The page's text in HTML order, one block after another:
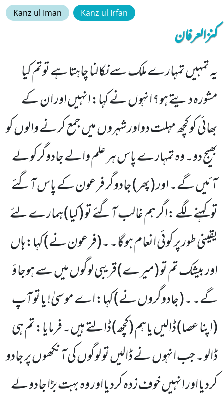
Kanz ul Iman Kanz ul Irfan
کنزالعرفان
یہ تمہیں تمہارے ملک سے نکا لنا چاہتا ہے توتم کیا
مشورہ دیتے ہو؟ انہوں نے کہا: انہیں اور ان کے
بھائی کو کچھ مہلت دواور شہروں میں جمع کرنے والوں کو
بھیج دو۔ وہ تمہارے پاس ہر علم والے جادوگرکولے
آئیں گے۔ اور (پھر) جادوگر فرعون کے پاس آگئے
تو کہنے لگے :اگر ہم غالب آگئے تو (کیا) ہمارے لئے
یقینی طور پر کوئی انعام ہوگا۔ ۔(فرعون نے) کہا: ہاں
اور بیشک تم تو (میرے) قریبی لوگوں میں سے ہوجا ؤ
گے۔ ۔(جادوگروں نے) کہا: اے موسیٰ! یا تو آپ
(اپنا عصا) ڈالیں یا ہم (کچھ) ڈالتے ہیں۔ فرمایا: تم ہی
ڈالو ۔ جب انہوں نے ڈالیں تو لوگوں کی آنکھوں پر جادو
کردیا اور انہیں خوف زدہ کردیا اور وہ بہت بڑا جادولے